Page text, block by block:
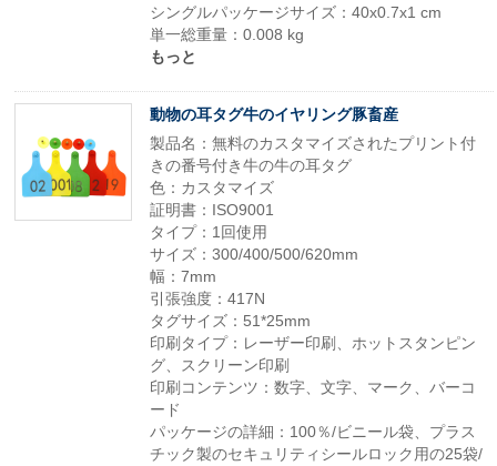
シングルパッケージサイズ：40x0.7x1 cm
単一総重量：0.008 kg
もっと
動物の耳タグ牛のイヤリング豚畜産
製品名：無料のカスタマイズされたプリント付
きの番号付き牛の牛の耳タグ
色：カスタマイズ
証明書：ISO9001
タイプ：1回使用
サイズ：300/400/500/620mm
幅：7mm
引張強度：417N
タグサイズ：51*25mm
印刷タイプ：レーザー印刷、ホットスタンピン
グ、スクリーン印刷
印刷コンテンツ：数字、文字、マーク、バーコ
ード
パッケージの詳細：100％/ビニール袋、プラス
チック製のセキュリティシールロック用の25袋/